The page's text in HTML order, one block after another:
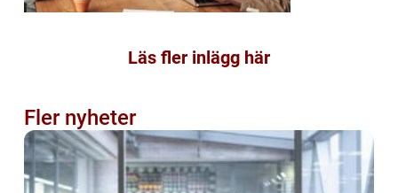
Läs fler inlägg här
Fler nyheter